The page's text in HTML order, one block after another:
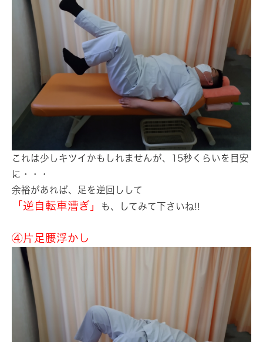
これは少しキツイかもしれませんが、15秒くらいを目安
に・・・
余裕があれば、足を逆回しして
「逆自転車漕ぎ」 も、してみて下さいね!!
④片足腰浮かし